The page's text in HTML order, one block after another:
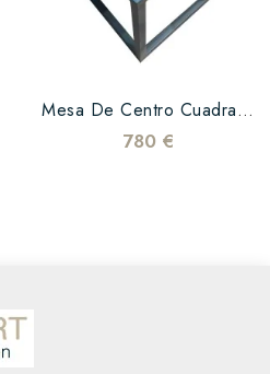
Mesa De Centro Cuadrada De...
780 €